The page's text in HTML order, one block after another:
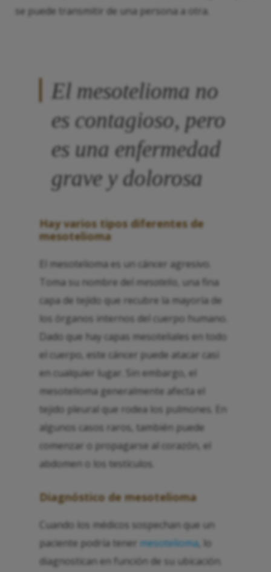
se puede transmitir de una persona a otra.
El mesotelioma no
es contagioso, pero
es una enfermedad
grave y dolorosa
Hay varios tipos diferentes de
mesotelioma
El mesotelioma es un cáncer agresivo.
Toma su nombre del mesotelio , una fina
capa de tejido que recubre la mayoría de
los órganos internos del cuerpo humano.
Dado que hay capas mesoteliales en todo
el cuerpo, este cáncer puede atacar casi
en cualquier lugar. Sin embargo, el
mesotelioma generalmente afecta el
tejido pleural que rodea los pulmones. En
algunos casos raros, también puede
comenzar o propagarse al corazón, el
abdomen o los testículos.
Diagnóstico de mesotelioma
Cuando los médicos sospechan que un
paciente podría tener mesotelioma, lo
diagnostican en función de su ubicación.